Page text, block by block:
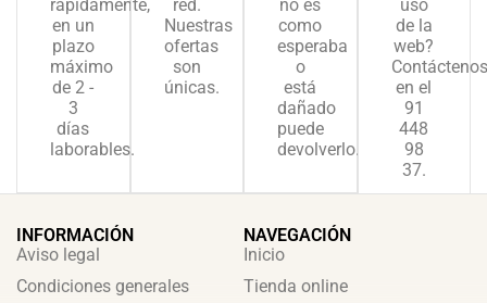
rápidamente,
en un
plazo
máximo
de 2 -
3
días
laborables.
red.
Nuestras
ofertas
son
únicas.
no es
como
esperaba
o
está
dañado
puede
devolverlo.
uso
de la
web?
Contáctenos
en el
91
448
98
37.
INFORMACIÓN
Aviso legal
Condiciones generales
NAVEGACIÓN
Inicio
Tienda online